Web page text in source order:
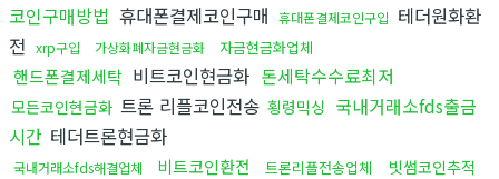
코인구매방법 휴대폰결제코인구매 휴대폰결제코인구입 테더원화환
전 xrp구입 가상화폐자금현금화 자금현금화업체
핸드폰결제세탁 비트코인현금화 돈세탁수수료최저
모든코인현금화 트론 리플코인전송 횡령믹싱 국내거래소fds출금
시간 테더트론현금화
국내거래소fds해결업체 비트코인환전 트론리플전송업체 빗썸코인추적